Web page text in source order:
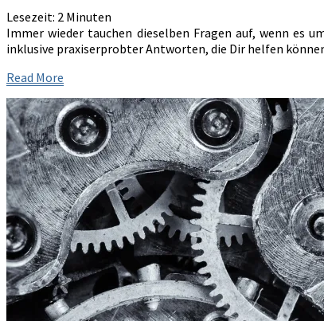
um
Produktivität
–
und
was
wirklich
hilft
Lesezeit: 2 Minuten
Immer wieder tauchen dieselben Fragen auf, wenn es
inklusive praxiserprobter Antworten, die Dir helfen
Read More